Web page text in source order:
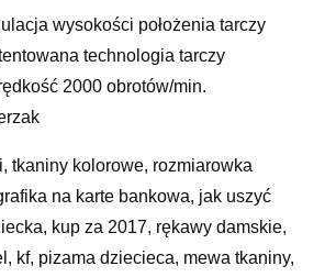
wysokości położenia tarczy
technologia tarczy
2000 obrotów/min.
tkaniny kolorowe, rozmiarowka
na karte bankowa, jak uszyć
kup za 2017, rękawy damskie,
kf, pizama dziecieca, mewa tkaniny,